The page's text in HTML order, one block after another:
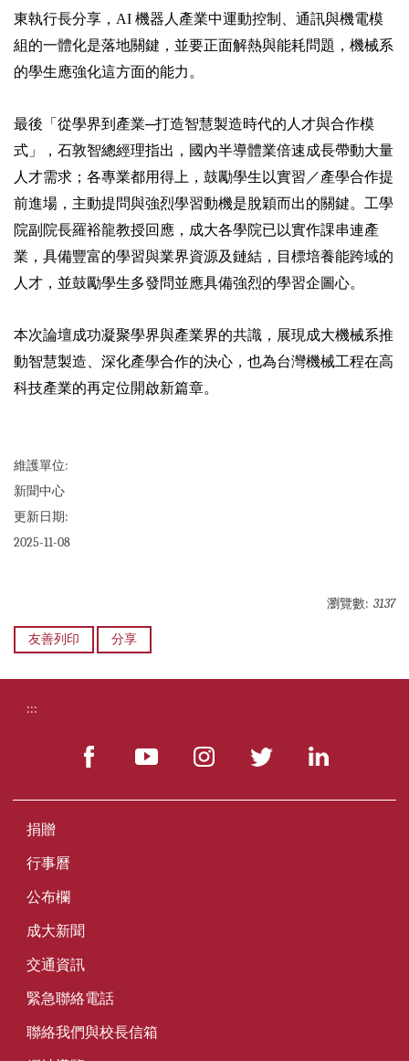
東執行長分享，AI 機器人產業中運動控制、通訊與機電模
組的一體化是落地關鍵，並要正面解熱與能耗問題，機械系
的學生應強化這方面的能力。
最後「從學界到產業─打造智慧製造時代的人才與合作模
式」，石敦智總經理指出，國內半導體業倍速成長帶動大量
人才需求；各專業都用得上，鼓勵學生以實習／產學合作提
前進場，主動提問與強烈學習動機是脫穎而出的關鍵。工學
院副院長羅裕龍教授回應，成大各學院已以實作課串連產
業，具備豐富的學習與業界資源及鏈結，目標培養能跨域的
人才，並鼓勵學生多發問並應具備強烈的學習企圖心。
本次論壇成功凝聚學界與產業界的共識，展現成大機械系推
動智慧製造、深化產學合作的決心，也為台灣機械工程在高
科技產業的再定位開啟新篇章。
維護單位:
新聞中心
更新日期:
2025-11-08
瀏覽數: 3137
友善列印 分享
:::
捐贈
行事曆
公布欄
成大新聞
交通資訊
緊急聯絡電話
聯絡我們與校長信箱